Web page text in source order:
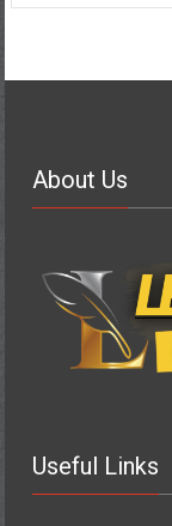
About Us
Useful Links